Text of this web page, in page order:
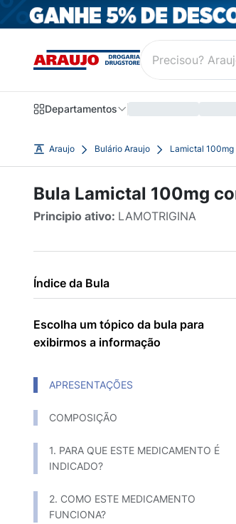
Departamentos
Araujo Bulário Araujo Lamictal
Bula Lamictal 100mg
Principio ativo: LAMOTRIGINA
Índice da Bula
Escolha um tópico da bula para
exibirmos a informação
APRESENTAÇÕES
COMPOSIÇÃO
1. PARA QUE ESTE MEDICAMENTO É
INDICADO?
2. COMO ESTE MEDICAMENTO
FUNCIONA?